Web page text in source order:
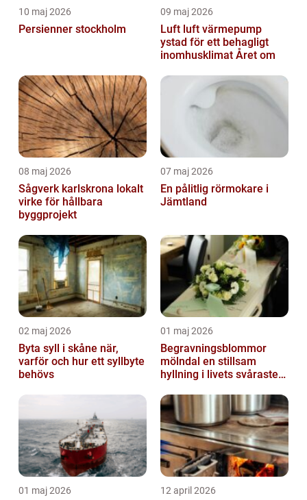
10 maj 2026
Persienner stockholm
09 maj 2026
Luft luft värmepump
ystad för ett behagligt
inomhusklimat Året om
08 maj 2026
Sågverk karlskrona lokalt
virke för hållbara
byggprojekt
07 maj 2026
En pålitlig rörmokare i
Jämtland
02 maj 2026
Byta syll i skåne när,
varför och hur ett syllbyte
behövs
01 maj 2026
Begravningsblommor
mölndal en stillsam
hyllning i livets svåraste
01 maj 2026 12 april 2026